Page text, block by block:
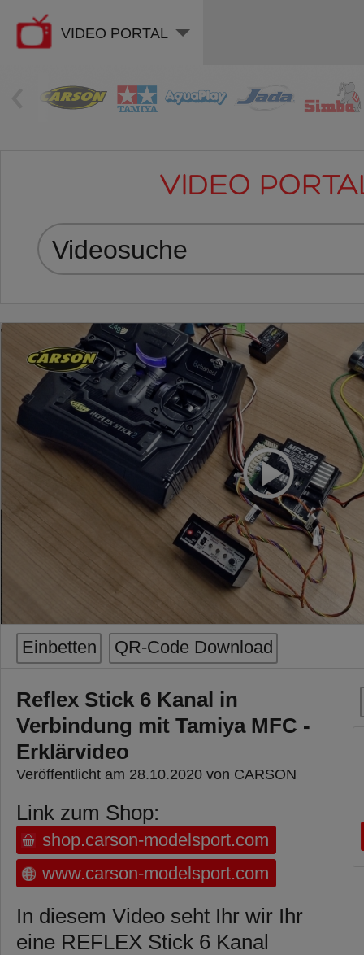
VIDEO PORTAL
VIDEO
Einbetten QR-Code Download
Reflex Stick 6 Kanal in
Verbindung mit Tamiya MFC -
Erklärvideo
Veröffentlicht am 28.10.2020 von CARSON
Link zum Shop:
shop.carson-modelsport.com
www.carson-modelsport.com
In diesem Video seht Ihr wir Ihr
eine REFLEX Stick 6 Kanal